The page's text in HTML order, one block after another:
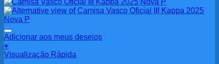
Adicionar aos meus desejos
+
Visualização Rápida